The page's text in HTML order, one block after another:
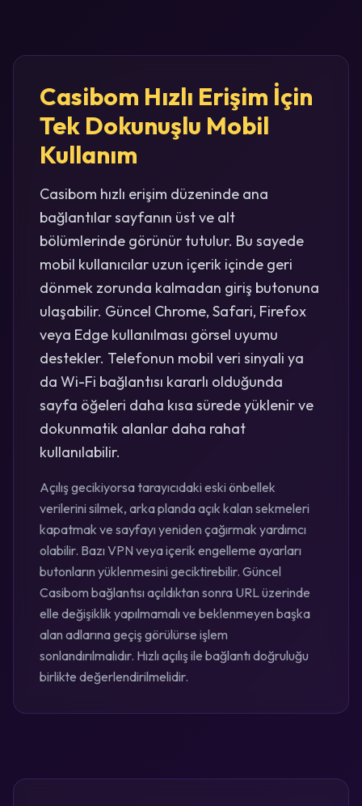
Casibom Hızlı Erişim İçin
Tek Dokunuşlu Mobil
Kullanım
Casibom hızlı erişim düzeninde ana
bağlantılar sayfanın üst ve alt
bölümlerinde görünür tutulur. Bu sayede
mobil kullanıcılar uzun içerik içinde geri
dönmek zorunda kalmadan giriş butonuna
ulaşabilir. Güncel Chrome, Safari, Firefox
veya Edge kullanılması görsel uyumu
destekler. Telefonun mobil veri sinyali ya
da Wi-Fi bağlantısı kararlı olduğunda
sayfa öğeleri daha kısa sürede yüklenir ve
dokunmatik alanlar daha rahat
kullanılabilir.
Açılış gecikiyorsa tarayıcıdaki eski önbellek
verilerini silmek, arka planda açık kalan sekmeleri
kapatmak ve sayfayı yeniden çağırmak yardımcı
olabilir. Bazı VPN veya içerik engelleme ayarları
butonların yüklenmesini geciktirebilir. Güncel
Casibom bağlantısı açıldıktan sonra URL üzerinde
elle değişiklik yapılmamalı ve beklenmeyen başka
alan adlarına geçiş görülürse işlem
sonlandırılmalıdır. Hızlı açılış ile bağlantı doğruluğu
birlikte değerlendirilmelidir.